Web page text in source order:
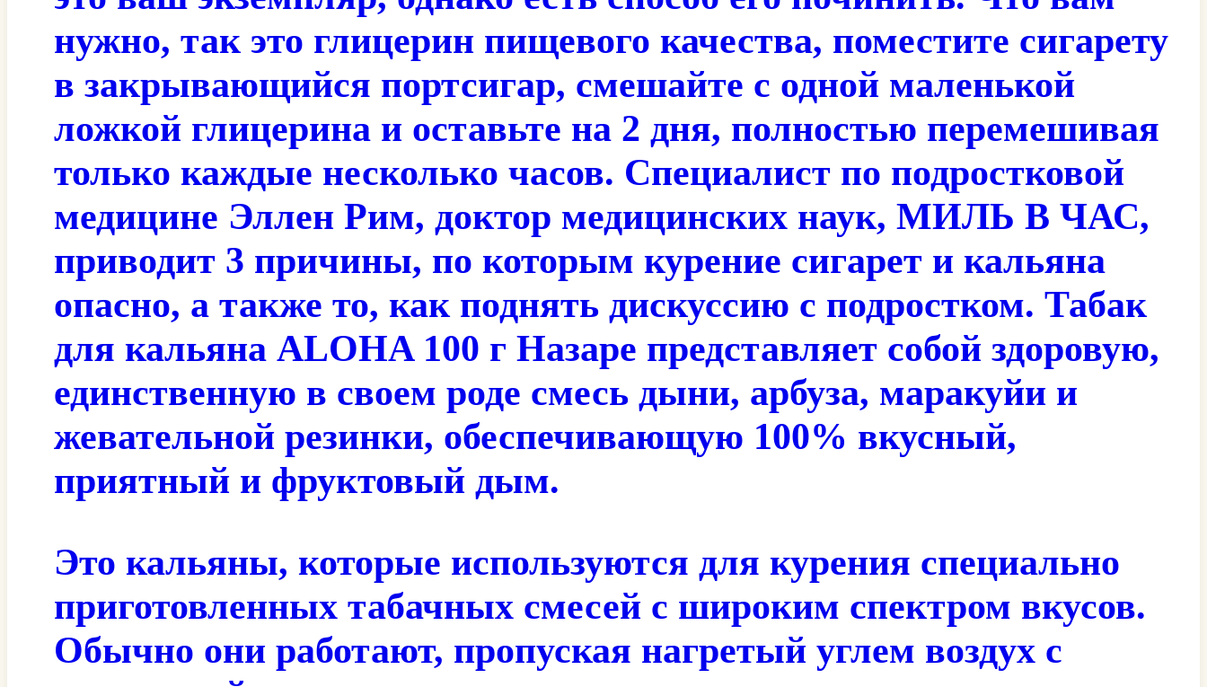
нужно, так это глицерин пищевого качества, поместите сигарету
в закрывающийся портсигар, смешайте с одной маленькой
ложкой глицерина и оставьте на 2 дня, полностью перемешивая
только каждые несколько часов. Специалист по подростковой
медицине Эллен Рим, доктор медицинских наук, МИЛЬ В ЧАС,
приводит 3 причины, по которым курение сигарет и кальяна
опасно, а также то, как поднять дискуссию с подростком. Табак
для кальяна ALOHA 100 г Назаре представляет собой здоровую,
единственную в своем роде смесь дыни, арбуза, маракуйи и
жевательной резинки, обеспечивающую 100% вкусный,
приятный и фруктовый дым.
Это кальяны, которые используются для курения специально
приготовленных табачных смесей с широким спектром вкусов.
Обычно они работают, пропуская нагретый углем воздух с